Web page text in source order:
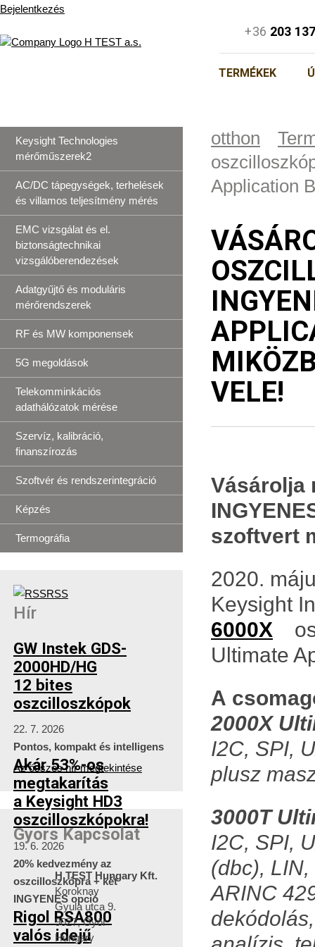
+36 203
TERMÉKEK
Bejelentkezés
otthon
Application
VELE!
Vásárolja
szoftvert
2020.
Keysight
6000X
Ultimate
A
2000X
I2C, SPI,
plusz
3000T
I2C, SPI,
(dbc),
ARINC
Keysight Technologies
mérőműszerek2
AC/DC tápegységek, terhelések
és villamos teljesítmény mérés
EMC vizsgálat és el.
biztonságtechnikai
vizsgálóberendezések
Adatgyűjtő és moduláris
mérőrendszerek
RF és MW komponensek
5G megoldások
Telekomminkációs
adathálózatok mérése
Szervíz, kalibráció,
finanszírozás
Szoftvér és rendszerintegráció
Képzés
Termográfia
RSS
Hír
GW Instek GDS-
2000HD/HG
12 bites
oszcilloszkópok
22. 7. 2026
Pontos, kompakt és intelligens
Akár 53%-os
megtakarítás
a Keysight HD3
oszcilloszkópokra!
19. 6. 2026
20% kedvezmény az
oszcilloszkópra + két
INGYENES opció
Rigol RSA800
valós idejű
Az összes hír megtekintése
Gyors Kapcsolat
H TEST Hungary Kft.
Koroknay
Gyula utca 9.
9027, Győr
Hungary